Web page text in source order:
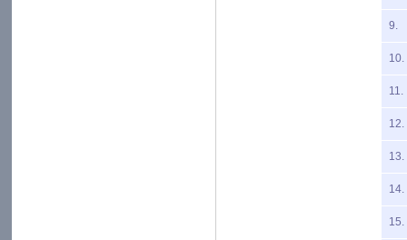
9.
10.
11.
12.
13.
14.
15.